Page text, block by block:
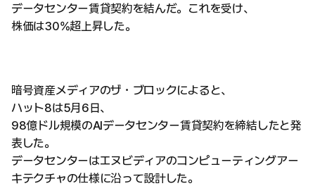
データセンター賃貸契約を結んだ。これを受け、
株価は30%超上昇した。
暗号資産メディアのザ・ブロックによると、
ハット8は5月6日、
98億ドル規模のAIデータセンター賃貸契約を締結したと発
表した。
データセンターはエヌビディアのコンピューティングアー
キテクチャの仕様に沿って設計した。